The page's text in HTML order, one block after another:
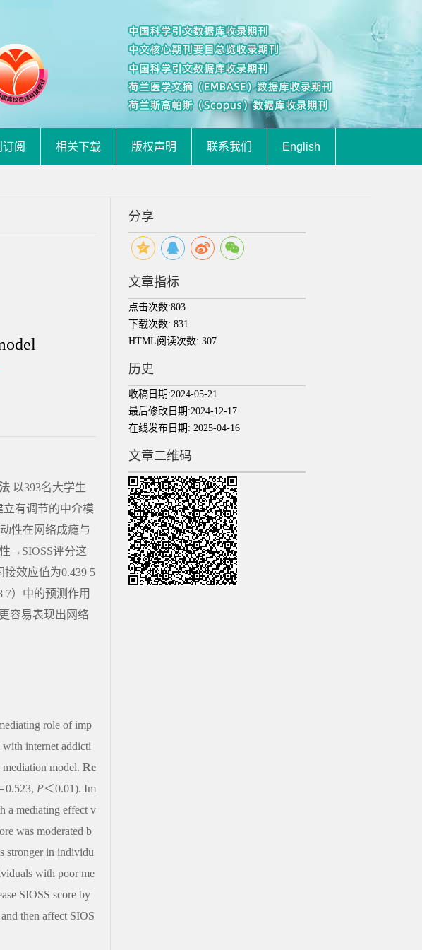
阅 相关下载 版权声明 联系我们 English
以393名大学生
立有调节的中介模
性在网络成瘾与
→SIOSS评分这
效应值为0.439 5
7）中的预测作用
容易表现出网络
role of imp
with internet addicti
model. Re
0.523, P＜0.01). Im
a mediating effect v
was moderated b
stronger in individu
with poor me
SIOSS score by
then affect SIOS
分享
文章指标
点击次数:803
下载次数: 831
HTML阅读次数: 307
历史
收稿日期:2024-05-21
最后修改日期:2024-12-17
在线发布日期: 2025-04-16
文章二维码